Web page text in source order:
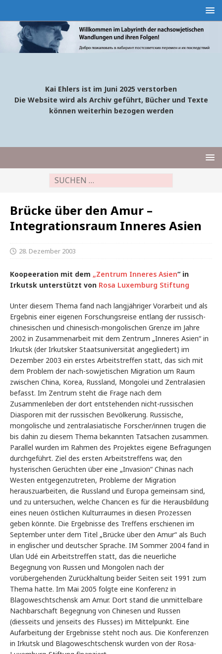
Kai Ehlers ist im Juni 2025 verstorben
Die Website wird als Archiv geführt, Bücher und Texte
können weiterhin bezogen werden
Brücke über den Amur –
Integrationsraum Inneres Asien
28. Dezember 2003
Koopeeration mit dem „Zentrum Inneres Asien“ in
Irkutsk unterstützt von Rosa Luxemburg Stiftung
Unter diesem Thema fand nach langjähriger Vorarbeit und als
Ergebnis einer eigenen Forschungsreise entlang der russisch-
chinesischen und chinesisch-mongolischen Grenze im Jahre
2002 in Zusammenarbeit mit dem Zentrum „Inneres Asien“ in
Irkutsk (der Irkutsker Staatsuniversität angegliedert) im
Dezember 2003 ein erstes Arbeitstreffen statt, das sich mit
dem Problem der nach-sowjetischen Migration um Raum
zwischen China, Korea, Russland, Mongolei und Zentralasien
befasst. Im Zentrum steht die Frage nach dem
Zusammenleben der dort entstehenden nicht-russischen
Diasporen mit der russischen Bevölkerung. Russische,
mongolische und zentralasiatische Forscher/innen trugen die
bis dahin zu diesem Thema bekannten Tatsachen zusammen.
Parallel wurden im Rahmen des Projektes eigene Befragungen
durchgeführt. Ziel des ersten Arbeitstreffens war, den
hysterischen Gerüchten über eine „Invasion“ Chinas nach
Westen entgegenzutreten, Probleme der Migration
herauszuarbeiten, die Russland und Europa gemeinsam sind,
und zu untersuchen, welche Chancen es für die Herausbildung
eines neuen östlichen Kulturraumes in diesen Prozessen
geben könnte. Die Ergebnisse des Treffens erschienen im
September unter dem Titel „Brücke über den Amur“ als Buch
in englischer und deutscher Sprache. IM Sommer 2004 fand in
Ulan Udé ein Arbeitstreffen statt, das die neuerliche
Begegnung von Russen und Mongolen nach der
vorübergehenden Zurückhaltung beider Seiten seit 1991 zum
Thema hatte. Im Mai 2005 folgte eine Konferenz in
Blagoweschtschensk am Amur. Dort stand die unmittelbare
Nachbarschaft Begegnung von Chinesen und Russen
(diesseits und jenseits des Flusses) im Mittelpunkt. Eine
Aufarbeitung der Ergebnisse steht noch aus. Die Konferenzen
in Irkutsk und Blagoweschtschensk wurden von der Rosa-